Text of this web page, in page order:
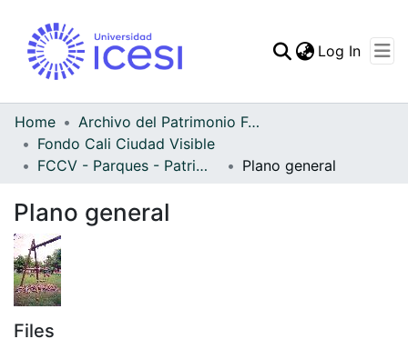
Log In
Home
Archivo del Patrimonio Fotográfico y Fílmico del Valle del Cauca
Fondo Cali Ciudad Visible
FCCV - Parques - Patrimonial
Plano general
Plano general
Files